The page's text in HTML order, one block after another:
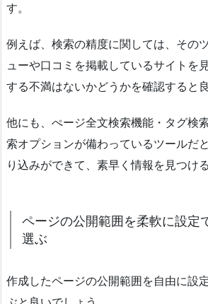
す。
例えば、検索の精度に関しては、その
ューや口コミを掲載しているサイトを
する不満はないかどうかを確認すると
他にも、ぺージ全文検索機能・タグ検
索オプションが備わっているツールだ
り込みができて、素早く情報を見つけ
ページの公開範囲を柔軟に設定
選ぶ
作成したページの公開範囲を自由に設